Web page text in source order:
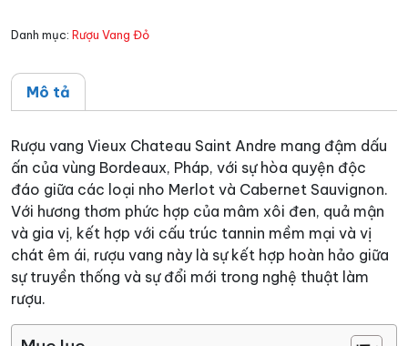
lượng
Danh mục: Rượu Vang Đỏ
Mô tả
Rượu vang Vieux Chateau Saint Andre mang đậm dấu
ấn của vùng Bordeaux, Pháp, với sự hòa quyện độc
đáo giữa các loại nho Merlot và Cabernet Sauvignon.
Với hương thơm phức hợp của mâm xôi đen, quả mận
và gia vị, kết hợp với cấu trúc tannin mềm mại và vị
chát êm ái, rượu vang này là sự kết hợp hoàn hảo giữa
sự truyền thống và sự đổi mới trong nghệ thuật làm
rượu.